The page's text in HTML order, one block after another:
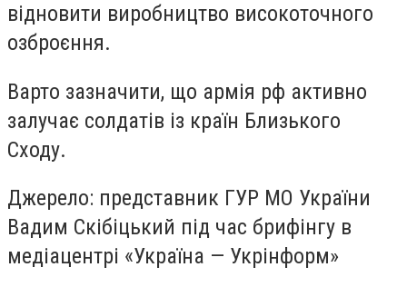
відновити виробництво високоточного
озброєння.
Варто зазначити, що армія рф активно
залучає солдатів із країн Близького
Сходу.
Джерело: представник ГУР МО України
Вадим Скібіцький під час брифінгу в
медіацентрі «Україна — Укрінформ»